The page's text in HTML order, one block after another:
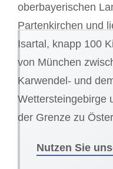
oberbayerischen
Partenkirchen und
Isartal, knapp 100
von München
Karwendel- und
Wettersteingebirge
der Grenze zu
Nutzen Sie